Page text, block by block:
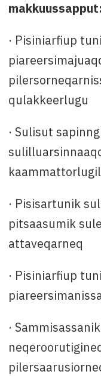
makkuussapput:
· Pisiniarfiup
qulakkeerlugu
· Sulisut
· Pisisartunik
pitsaasumik
attaveqarneq
· Pisiniarfiup
· Sammisassanik